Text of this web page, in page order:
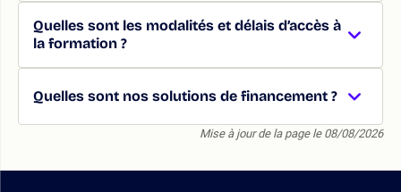
Quelles sont les modalités et délais d’accès à
la formation ?
Quelles sont nos solutions de financement ?
Mise à jour de la page le 08/08/2026